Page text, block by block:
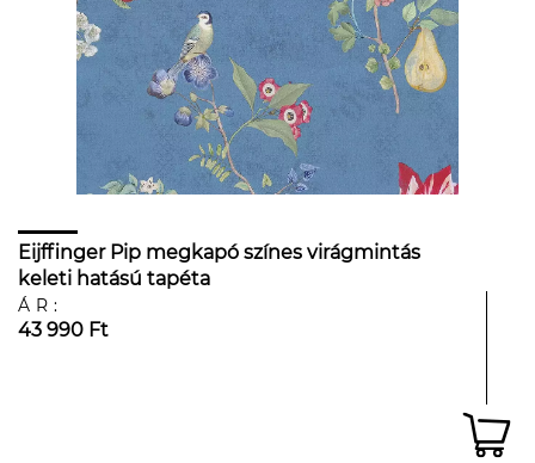
Eijffinger Pip megkapó színes virágmintás
keleti hatású tapéta
ÁR:
43 990 Ft